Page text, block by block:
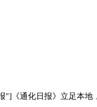
"]《通化日报》立足本